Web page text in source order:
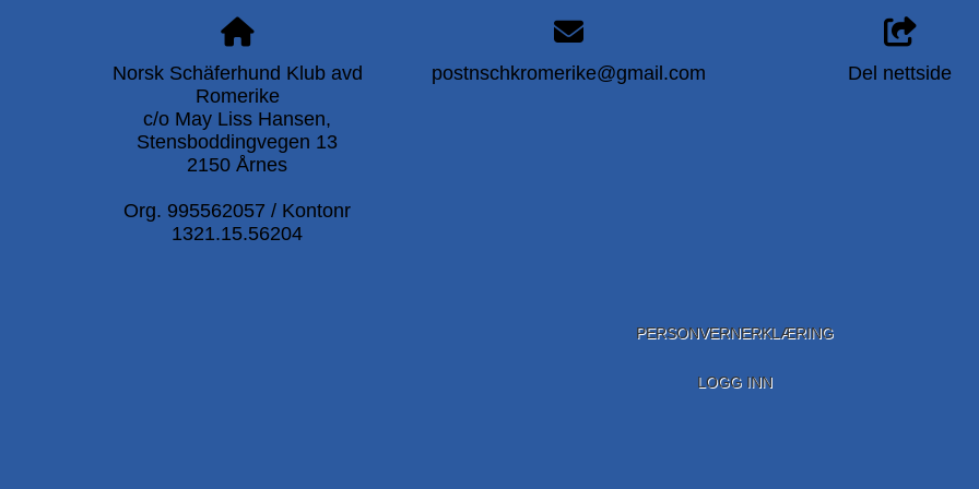
Norsk Schäferhund Klub avd
Romerike
c/o May Liss Hansen,
Stensboddingvegen 13
2150 Årnes
Org. 995562057 / Kontonr
1321.15.56204
postnschkromerike@gmail.com Del nettside
PERSONVERNERKLÆRING
LOGG INN